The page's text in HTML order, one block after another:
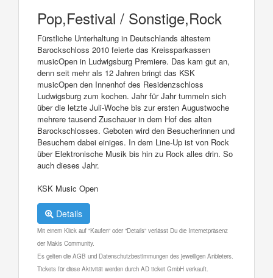
Pop,Festival / Sonstige,Rock
Fürstliche Unterhaltung in Deutschlands ältestem
Barockschloss 2010 feierte das Kreissparkassen
musicOpen in Ludwigsburg Premiere. Das kam gut an,
denn seit mehr als 12 Jahren bringt das KSK
musicOpen den Innenhof des Residenzschloss
Ludwigsburg zum kochen. Jahr für Jahr tummeln sich
über die letzte Juli-Woche bis zur ersten Augustwoche
mehrere tausend Zuschauer in dem Hof des alten
Barockschlosses. Geboten wird den Besucherinnen und
Besuchern dabei einiges. In dem Line-Up ist von Rock
über Elektronische Musik bis hin zu Rock alles drin. So
auch dieses Jahr.
KSK Music Open
Details
Mit einem Klick auf "Kaufen" oder "Details" verlässt Du die Internetpräsenz
der Makis Community.
Es gelten die AGB und Datenschutzbestimmungen des jeweiligen Anbieters.
Tickets für diese Aktivität werden durch AD ticket GmbH verkauft.